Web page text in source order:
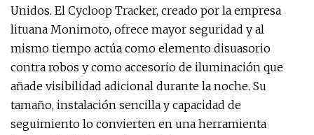
Unidos. El Cycloop Tracker, creado por la empresa
lituana Monimoto, ofrece mayor seguridad y al
mismo tiempo actúa como elemento disuasorio
contra robos y como accesorio de iluminación que
añade visibilidad adicional durante la noche. Su
tamaño, instalación sencilla y capacidad de
seguimiento lo convierten en una herramienta